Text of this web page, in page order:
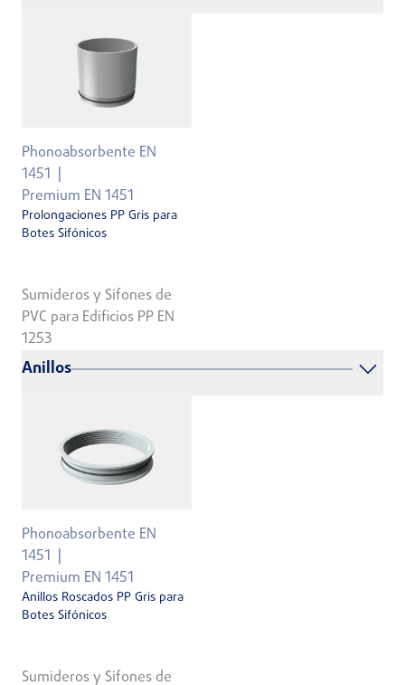
Phonoabsorbente EN
1451
Premium EN 1451
Prolongaciones PP Gris para
Botes Sifónicos
Sumideros y Sifones de
PVC para Edificios PP EN
1253
Anillos
Phonoabsorbente EN
1451
Premium EN 1451
Anillos Roscados PP Gris para
Botes Sifónicos
Sumideros y Sifones de